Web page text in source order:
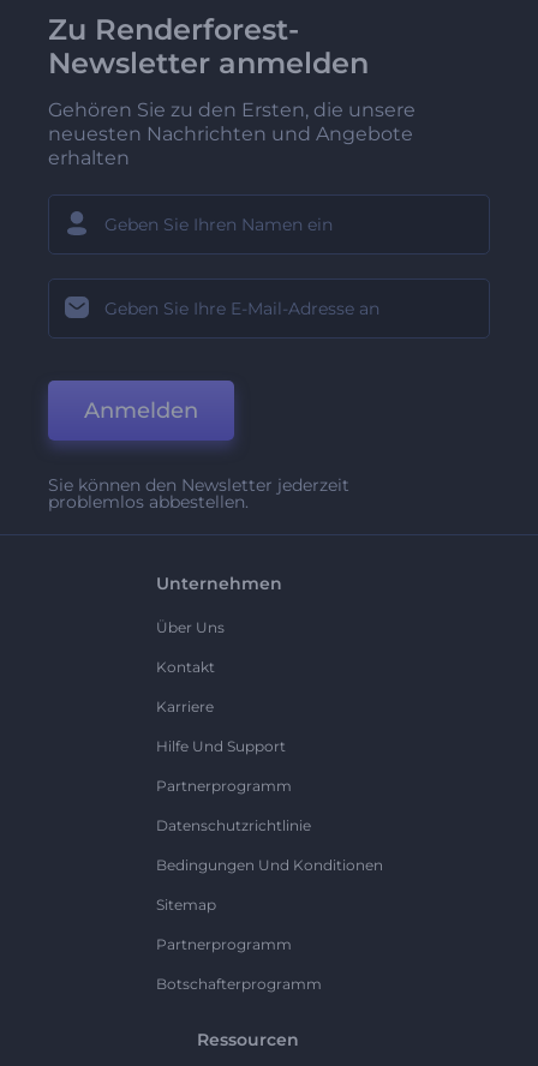
Zu Renderforest-
Newsletter anmelden
Gehören Sie zu den Ersten, die unsere
neuesten Nachrichten und Angebote
erhalten
Anmelden
Sie können den Newsletter jederzeit
problemlos abbestellen.
Unternehmen
Über Uns
Kontakt
Karriere
Hilfe Und Support
Partnerprogramm
Datenschutzrichtlinie
Bedingungen Und Konditionen
Sitemap
Partnerprogramm
Botschafterprogramm
Ressourcen